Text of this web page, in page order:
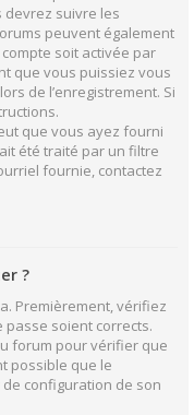
devrez suivre les
peuvent également
soit activée par
que vous puissiez vous
de l’enregistrement. Si
que vous ayez fourni
été traité par un filtre
fournie, contactez
?
Premièrement, vérifiez
passe soient corrects.
forum pour vérifier que
possible que le
configuration de son